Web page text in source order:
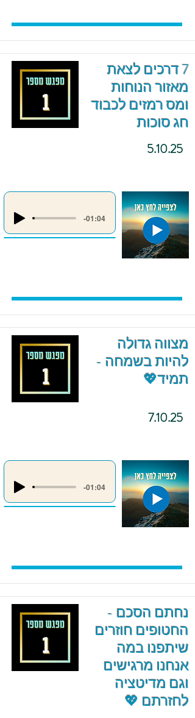
7 דרכים לצאת
מאזור הנוחות
ומס רמזים לכבוד
חג סוכות
5.10.25
-01:04
מצווה גדולה
להיות בשמחה -
תמיד💖
7.10.25
-01:04
נחתם הסכם -
החטופים חוזרים
שיתפנו במה
אנחנו מרגישים
וגם מדיטציה
לחזרתם 💖